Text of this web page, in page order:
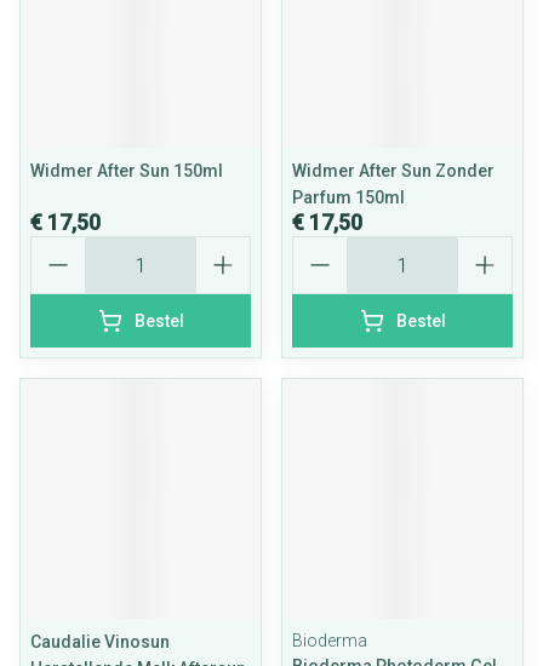
Widmer After Sun 150ml
€ 17,50
Bestel
Widmer After Sun Zonder
Parfum 150ml
€ 17,50
Bestel
Caudalie Vinosun
Bioderma